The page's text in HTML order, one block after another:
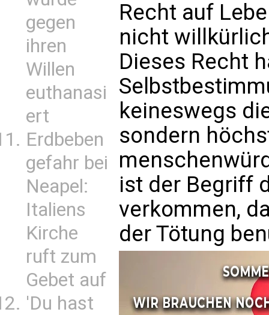
gegen
ihren
Willen
euthanasi
ert
Erdbeben
gefahr bei
Neapel:
Italiens
Kirche
ruft zum
Gebet auf
'Du hast
Recht auf
nicht
Dieses Recht
keineswegs
sondern
ist der Begriff
verkommen,
der Tötung